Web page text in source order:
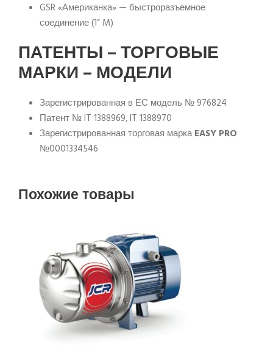
GSR «Американка» — быстроразъемное
соединение (1” M)
ПАТЕНТЫ – ТОРГОВЫЕ
МАРКИ – МОДЕЛИ
Зарегистрированная в ЕС модель № 976824
Патент № IT 1388969, IT 1388970
Зарегистрированная торговая маркаEASY PRO
№0001334546
Похожие товары